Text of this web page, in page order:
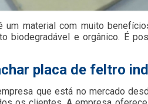
um material com muito
biodegradável e orgânico. É
placa de feltro
que está no mercado